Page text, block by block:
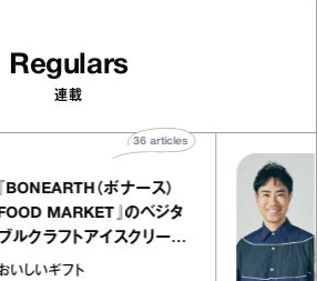
Regulars
連載
『BONEARTH（ボナース）
FOOD MARKET』のベジタ
ブルクラフトアイスクリーム
｜真野知子の「おいしいギフ
おいしいギフト
36articles